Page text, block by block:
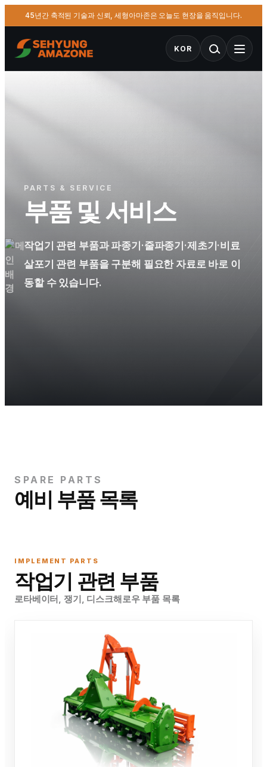
45년간 축적된 기술과 신뢰, 세형아마존은 오늘도 현장을 움직입니다.
KOR
PARTS & SERVICE
부품 및 서비스
작업기 관련 부품과 파종기·줄파종기·제초기·비료
살포기 관련 부품을 구분해 필요한 자료로 바로 이
동할 수 있습니다.
SPARE PARTS
예비 부품 목록
IMPLEMENT PARTS
작업기 관련 부품
로타베이터, 쟁기, 디스크해로우 부품 목록